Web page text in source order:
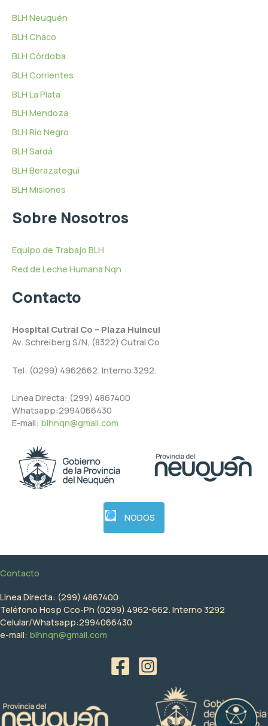
BLH Neuquén
BLH Chaco
BLH Córdoba
BLH Corrientes
BLH La Plata
BLH Mendoza
BLH Río Negro
BLH Sardá
BLH Berazategui
BLH Misiones
Sobre Nosotros
Equipo de Trabajo BLH
Red de Leche Humana Nqn
Contacto
Hospital Cutral Co – Plaza Huincul
Av. Schreiberg S/N, (8322) Cutral Co
Tel: (0299) 4962662. Interno 3292.
Linea Directa: (299) 4867400
Whatsapp:2994066430
E-mail: blhnqn@gmail.com
NODOS
Contacto
Linea Directa: (299) 4867400
Teléfono Hosp Cco-Ph (0299) 4962-662. Interno 3292
Celular/Whatsapp:2994066430
e-mail: blhnqn@gmail.com